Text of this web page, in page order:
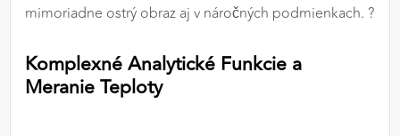
mimoriadne ostrý obraz aj v náročných podmienkach. ?
Komplexné Analytické Funkcie a
Meranie Teploty
našom webe aj v reklamných sieťach tretích strán.
Google Ads
Poskytovateľ: